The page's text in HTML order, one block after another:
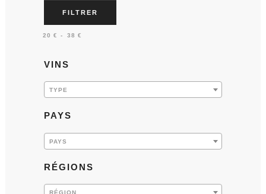
FILTRER
20 €— 38 €
VINS
TYPE
PAYS
PAYS
RÉGIONS
RÉGION